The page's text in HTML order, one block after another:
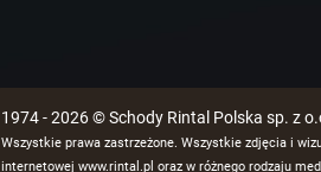
1974 - 2026 © Schody Rintal Polska sp. z
Wszystkie prawa zastrzeżone. Wszystkie zdjęcia i
internetowej www.rintal.pl oraz w różnego rodzaju